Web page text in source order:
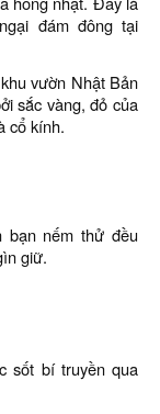
đám đông tại
vườn Nhật Bản
sắc vàng, đỏ của
cổ kính.
bạn nếm thử đều
giữ.
sốt bí truyền qua